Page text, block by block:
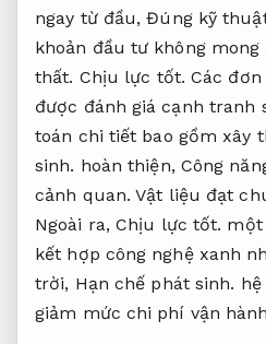
ngay từ đầu,Đúng kỹ
khoản đầu tư không mong
thất. Chịu lực tốt. Các
được đánh giá cạnh tranh
toán chi tiết bao gồm xây
sinh. hoàn thiện, Công
cảnh quan.Vật liệu đạt
Ngoài ra, Chịu lực tốt. một
kết hợp công nghệ xanh
trời, Hạn chế phát sinh.
giảm mức chi phí vận